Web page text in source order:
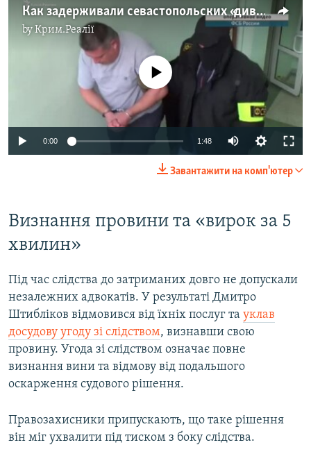
Как задерживали севастопольских «диверсантов» (видео)
byКрим.Реалії
No media source currently available
0:00 1:48
Завантажити на комп'ютер
Визнання провини та «вирок за 5
хвилин»
Під час слідства до затриманих довго не допускали
незалежних адвокатів. У результаті Дмитро
Штибліков відмовився від їхніх послуг та уклав
досудову угоду зі слідством, визнавши свою
провину. Угода зі слідством означає повне
визнання вини та відмову від подальшого
оскарження судового рішення.
Правозахисники припускають, що таке рішення
він міг ухвалити під тиском з боку слідства.